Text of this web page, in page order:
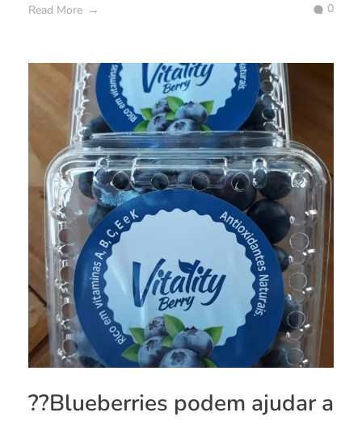
Read More 0
??Blueberries podem ajudar a